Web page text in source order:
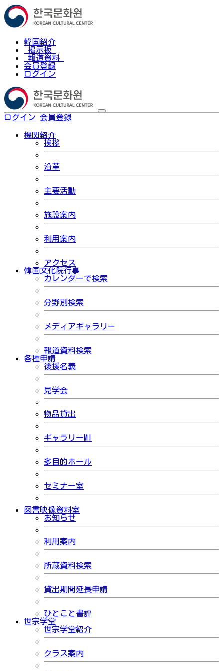
韓国紹介
掲示板
報道資料
会員登録
ログイン
ログイン 会員登録
機関紹介
挨拶
沿革
主要活動
施設案内
利用案内
アクセス
韓国文化院行事
カレンダーで検索
分野別検索
メディアギャラリー
報道資料検索
各種申請
後援名義
見学会
物品貸出
ギャラリーMI
多目的ホール
セミナー室
図書映像資料室
お知らせ
利用案内
所蔵資料検索
貸出期間延長申請
ひとこと書評
世宗学堂
世宗学堂紹介
クラス案内